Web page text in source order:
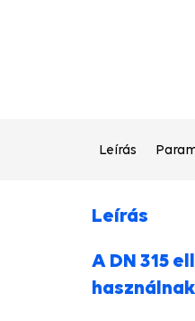
Leírás
Leírás
A DN 315